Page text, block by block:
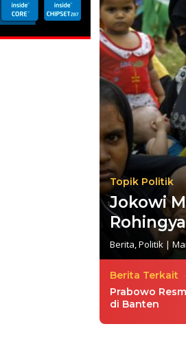
Topik Politik
Jokowi
Berita,Politik |
Berita Terkait
Prabowo
di Banten